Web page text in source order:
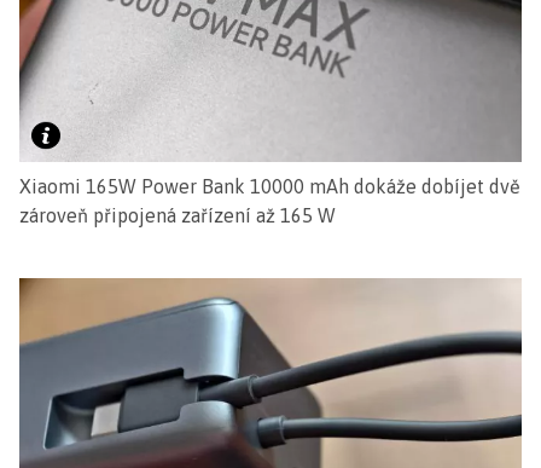
Xiaomi 165W Power Bank 10000 mAh dokáže dobíjet dvě
zároveň připojená zařízení až 165 W